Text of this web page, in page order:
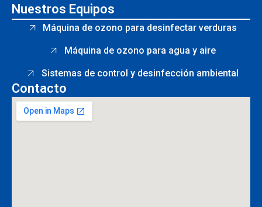
Nuestros Equipos
Máquina de ozono para desinfectar verduras
Máquina de ozono para agua y aire
Sistemas de control y desinfección ambiental
Contacto